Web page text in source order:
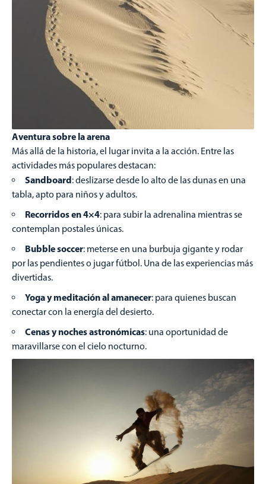
Aventura sobre la arena
Más allá de la historia, el lugar invita a la acción. Entre las
actividades más populares destacan:
Sandboard: deslizarse desde lo alto de las dunas en una
tabla, apto para niños y adultos.
Recorridos en 4×4: para subir la adrenalina mientras se
contemplan postales únicas.
Bubble soccer: meterse en una burbuja gigante y rodar
por las pendientes o jugar fútbol. Una de las experiencias más
divertidas.
Yoga y meditación al amanecer: para quienes buscan
conectar con la energía del desierto.
Cenas y noches astronómicas: una oportunidad de
maravillarse con el cielo nocturno.